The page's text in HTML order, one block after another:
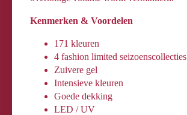
Kenmerken & Voordelen
171 kleuren
4 fashion limited seizoenscollecties
Zuivere gel
Intensieve kleuren
Goede dekking
LED / UV